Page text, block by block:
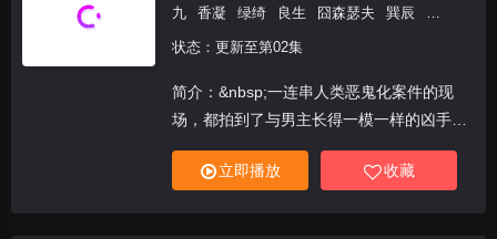
九
香凝 绿绮 良生 囧森瑟夫 巽辰
王
雲行
状态：更新至第02集
简介：&nbsp;一连串人类恶鬼化案件的现
场，都拍到了与男主长得一模一样的凶手。
女主收到地府方面的通缉令，将男主逮捕归
案等待黑白无常审判。为洗脱罪名，男主逼
立即播放 收藏